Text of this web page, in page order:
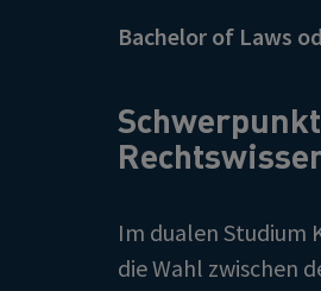
Bachelor of Laws
Schwerpunkt
Im dualen Studium
die Wahl zwischen